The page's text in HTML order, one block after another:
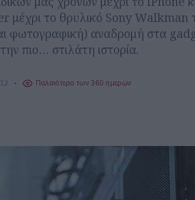
το θρυλικό Sony Walkman
φωτογραφική) αναδρομή στα
πιο… στιλάτη ιστορία.
Παλαιότερο των 360 ημερών